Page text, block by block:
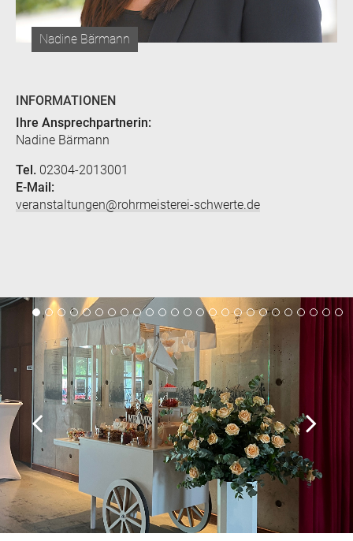
Nadine Bärmann
INFORMATIONEN
Ihre Ansprechpartnerin:
Nadine Bärmann
Tel. 02304-2013001
E-Mail:
veranstaltungen@rohrmeisterei-schwerte.de